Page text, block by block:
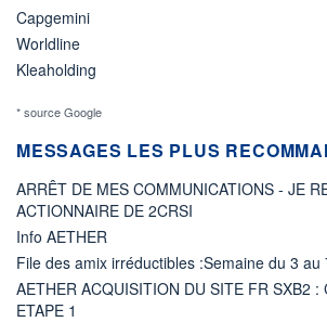
Capgemini
Worldline
Kleaholding
* source Google
MESSAGES LES PLUS
ARRÊT DE MES COMMUNICATIONS - JE
ACTIONNAIRE DE 2CRSI
Info AETHER
File des amix irréductibles :Semaine du 3 au
AETHER ACQUISITION DU SITE FR SXB2 :
ETAPE 1